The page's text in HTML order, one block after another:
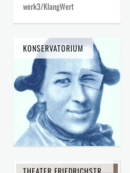
werk3/KlangWert
KONSERVATORIUM